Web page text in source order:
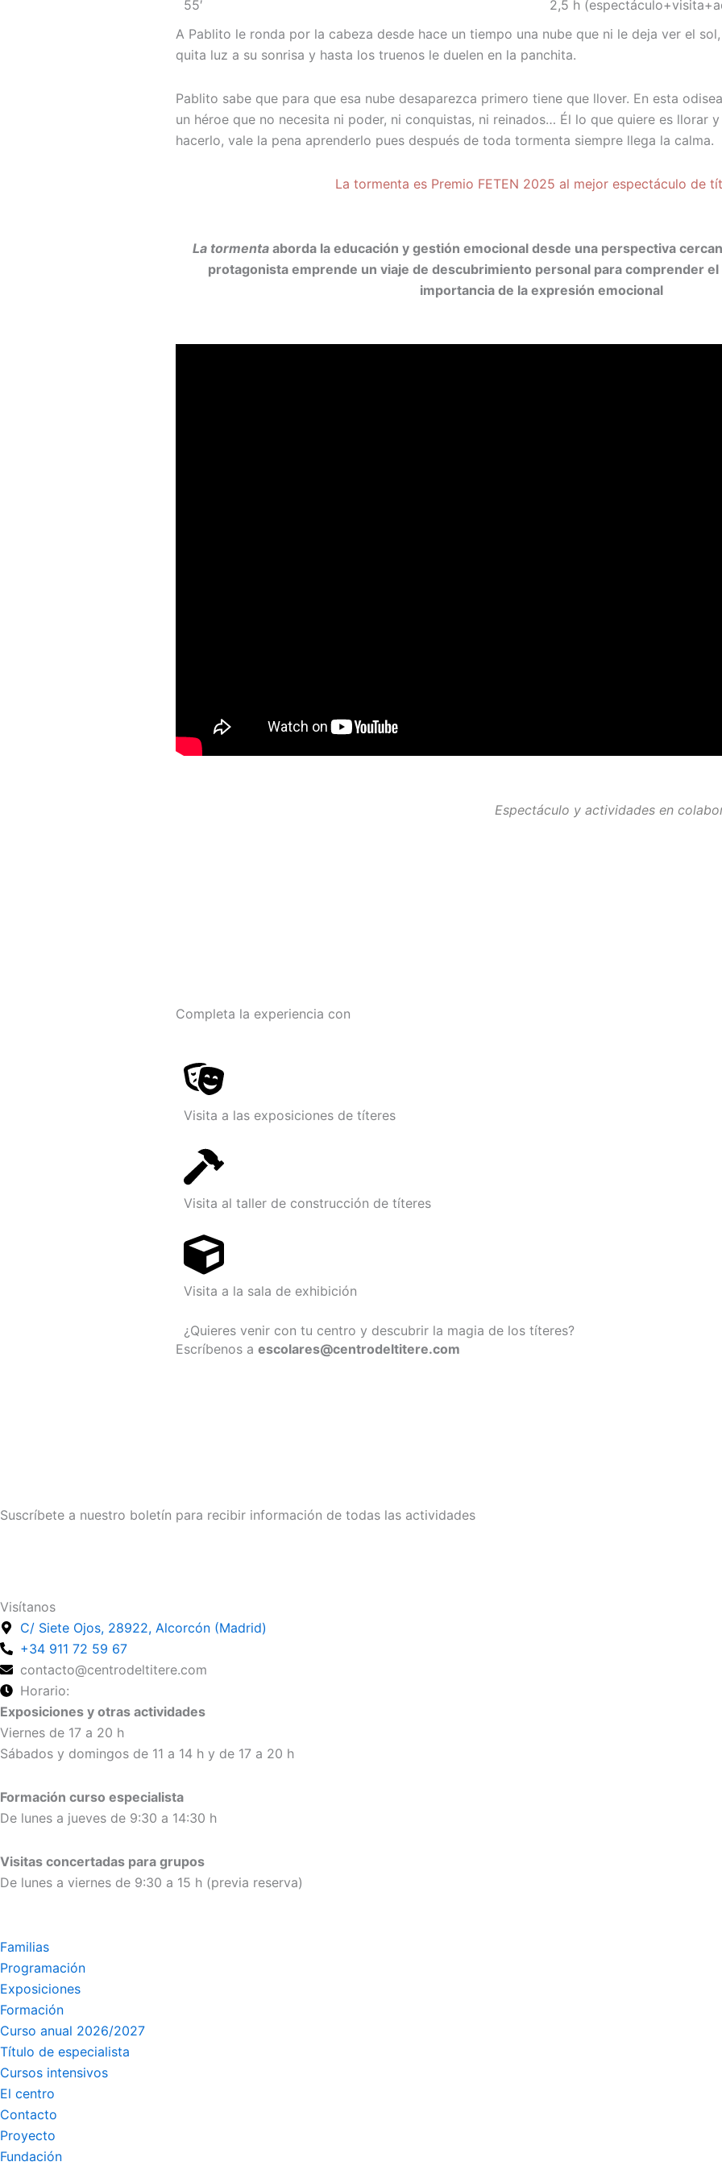
55′
2,5 h
A Pablito le ronda por la cabeza desde hace un tiempo una nube que ni le deja ver el
quita luz a su sonrisa y hasta los truenos le duelen en la panchita.
Pablito sabe que para que esa nube desaparezca primero tiene que llover. En esta
un héroe que no necesita ni poder, ni conquistas, ni reinados… Él lo que quiere es llorar
hacerlo, vale la pena aprenderlo pues después de toda tormenta siempre llega la calma.
La tormenta es Premio FETEN 2025 al mejor espectáculo de
La tormenta aborda la educación y gestión emocional desde una perspectiva
protagonista emprende un viaje de descubrimiento personal para comprender
importancia de la expresión emocional
Espectáculo y actividades en
Completa la experiencia con
Visita a las exposiciones de títeres
Visita al taller de construcción de títeres
Visita a la sala de exhibición
¿Quieres venir con tu centro y descubrir la magia de los títeres?
Escríbenos a escolares@centrodeltitere.com
Suscríbete a nuestro boletín para recibir información de todas las actividades
Visítanos
C/ Siete Ojos, 28922, Alcorcón (Madrid)
+34 911 72 59 67
contacto@centrodeltitere.com
Horario:
Exposiciones y otras actividades
Viernes de 17 a 20 h
Sábados y domingos de 11 a 14 h y de 17 a 20 h
Formación curso especialista
De lunes a jueves de 9:30 a 14:30 h
Visitas concertadas para grupos
De lunes a viernes de 9:30 a 15 h (previa reserva)
Familias
Programación
Exposiciones
Formación
Curso anual 2026/2027
Título de especialista
Cursos intensivos
El centro
Contacto
Proyecto
Fundación